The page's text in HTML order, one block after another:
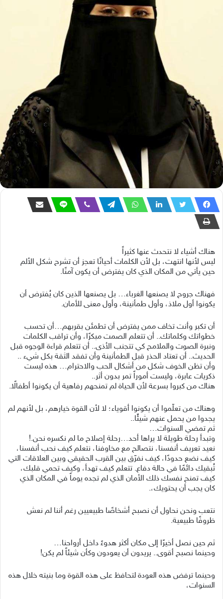
هناك أشياء لا نتحدث عنها كثيراً
ليس لأنها انتهت، بل لأن الكلمات أحيانًا تعجز أن تشرح شكل الألم
حين يأتي من المكان الذي كان يفترض أن يكون آمنًا.
فهناك جروح لا يصنعها الغرباء… بل يصنعها الذين كان يُفترض أن
يكونوا أول ملاذ، وأول طمأنينة، وأول معنى للأمان.
أن تكبر وأنت تخاف ممن يفترض أن تطمئن بقربهم…أن تحسب
خطواتك وكلماتك.. أن تتعلم الصمت مبكرًا، وأن تراقب الكلمات
ونبرة الصوت والملامح كي تتجنب الأذى.. أن تتعلم قراءة الوجوه قبل
الحديث.. أن تعتاد الحذر قبل الطمأنينة وأن تفقد الثقة بكل شيء ..
وأن تظن الخوف شكل من أشكال الحب والاحترام… هذه ليست
ذكريات عابرة، وليست أموراً تمر بدون أثر..
هناك من كبروا بسرعة لأن الحياة لم تمنحهم رفاهية أن يكونوا أطفالًا.
وهناك من تعلّموا أن يكونوا أقوياء؛ لا لأن القوة خيارهم، بل لأنهم لم
يجدوا من يحمل عنهم شيئًا..
ثم تمضي السنوات…
وتبدأ رحلة طويلة لا يراها أحد…رحلة إصلاح ما لم نكسره نحن.!
نعيد تعريف أنفسنا، نتصالح مع مخاوفنا، نتعلم كيف نحب أنفسنا،
كيف نضع حدودًا، كيف نفرّق بين القرب الحقيقي وبين العلاقات التي
تُبقيك دائمًا في حالة دفاع. تتعلم كيف تهدأ، وكيف تحمي قلبك،
كيف تمنح نفسك ذلك الأمان الذي لم تجده يوماً في المكان الذي
كان يجب أن يحتويك،.
نتعب ونحن نحاول أن نصبح أشخاصًا طبيعيين رغم أننا لم نعش
ظروفًا طبيعية.
ثم حين نصل أخيرًا إلى مكان أكثر هدوءً داخل أرواحنا…
وحينما نصبح أقوى.. يريدون أن يعودون وكأن شيئاً لم يكن!
وحينما ترفض هذه العودة لتحافظ على هذه القوة وما بنيته خلال هذه
السنوات،